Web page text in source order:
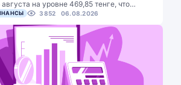
на уровне 469,85 тенге, что…
3852 06.08.2026